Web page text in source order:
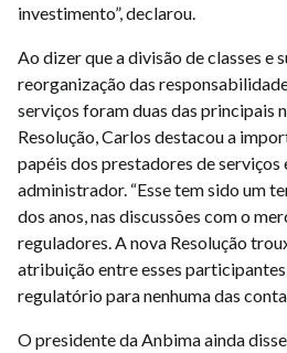
investimento”, declarou.
Ao dizer que a divisão de classes e
reorganização das
serviços foram duas das principais
Resolução, Carlos destacou a
papéis dos prestadores de serviços
administrador. “Esse tem sido um
dos anos, nas discussões com o
reguladores. A nova Resolução
atribuição entre esses
regulatório para nenhuma das
O presidente da Anbima ainda